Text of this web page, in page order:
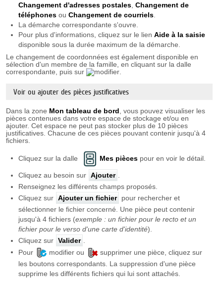
Changement d'adresses postales, Changement de
téléphones ou Changement de courriels.
La démarche correspondante s'ouvre.
Pour plus d'informations, cliquez sur le lien Aide à la saisie
disponible sous la durée maximum de la démarche.
Le changement de coordonnées est également disponible en
sélection d'un membre de la famille, en cliquant sur la dalle
correspondante, puis sur
.
Voir ou ajouter des pièces justificatives
Dans la zone Mon tableau de bord, vous pouvez visualiser les
pièces contenues dans votre espace de stockage et/ou en
ajouter. Cet espace ne peut pas stocker plus de 10 pièces
justificatives. Chacune de ces pièces pouvant contenir jusqu'à 4
fichiers.
Cliquez sur la dalle Mes piècespour en voir le détail.
Cliquez au besoin sur Ajouter
Renseignez les différents champs proposés.
Cliquez sur Ajouter un fichier
pour rechercher et
sélectionner le fichier concerné. Une pièce peut contenir
jusqu'à 4 fichiers (exemple : un fichier pour le recto et un
fichier pour le verso d'une carte d'identité).
Cliquez sur Valider
Pour
modifier ou
supprimer une pièce, cliquez sur
les boutons correspondants. La suppression d'une pièce
supprime les différents fichiers qui lui sont attachés.